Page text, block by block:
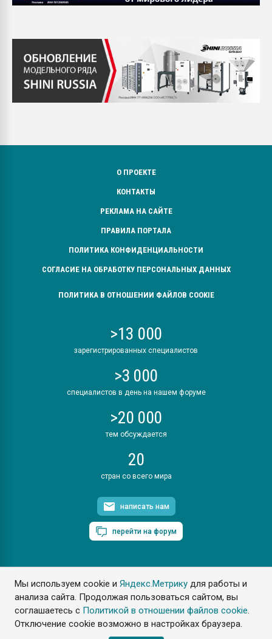
Мы используем cookie иЯндекс.Метрику для работы и
анализа сайта. Продолжая пользоваться сайтом, вы
соглашаетесь с Политикой в отношении файлов cookie.
Отключение cookie возможно в настройках браузера.
О ПРОЕКТЕ
КОНТАКТЫ
РЕКЛАМА НА САЙТЕ
ПРАВИЛА ПОРТАЛА
ПОЛИТИКА КОНФИДЕНЦИАЛЬНОСТИ
СОГЛАСИЕ НА ОБРАБОТКУ ПЕРСОНАЛЬНЫХ ДАННЫХ
ПОЛИТИКА В ОТНОШЕНИИ ФАЙЛОВ COOKIE
>13 000
зарегистрированных специалистов
>3 000
специалистов в день на нашем форуме
>20 000
тем обсуждается
20
стран со всего мира
написать нам
перейти на форум
ПластЭксперт © 2006. Все права защищены
Разрешается копирование материалов сайта с обязательной
ссылкой на www.e-plastic.ru
Разработка сайта